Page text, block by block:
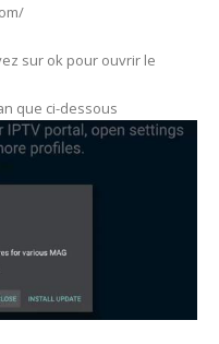
sur ok pour ouvrir le
que ci-dessous